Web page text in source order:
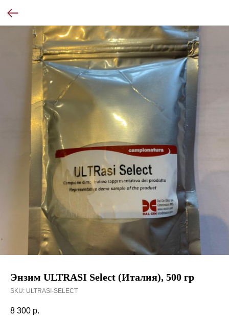
Энзим ULTRASI Select (Италия), 500 гр
SKU: ULTRASI-SELECT
8 300 р.